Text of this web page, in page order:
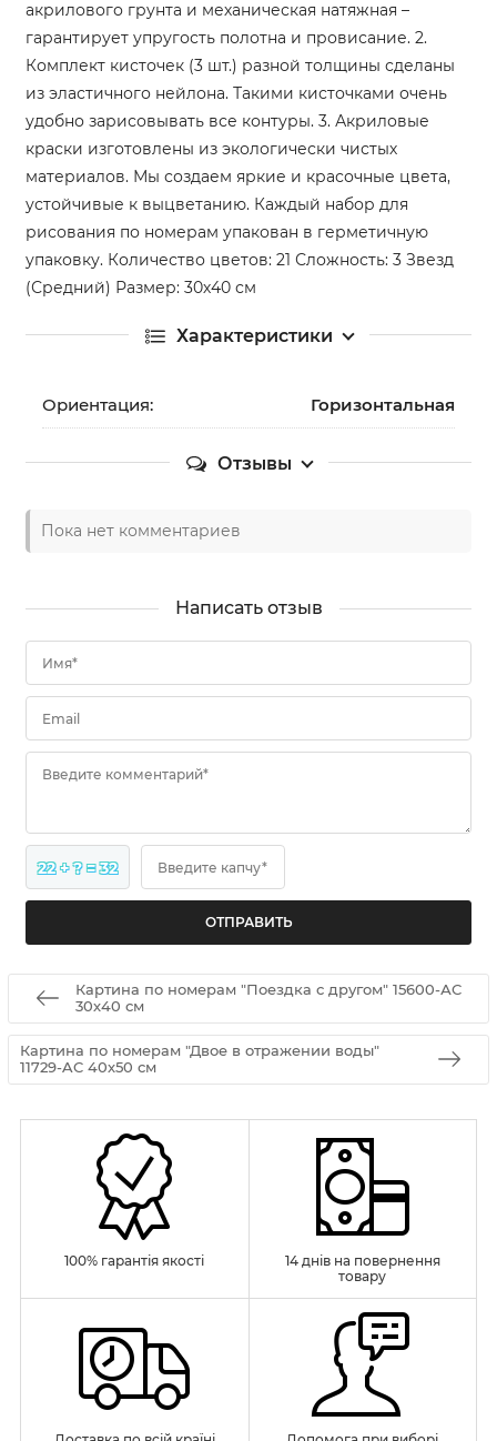
акрилового грунта и механическая натяжная –
гарантирует упругость полотна и провисание. 2.
Комплект кисточек (3 шт.) разной толщины сделаны
из эластичного нейлона. Такими кисточками очень
удобно зарисовывать все контуры. 3. Акриловые
краски изготовлены из экологически чистых
материалов. Мы создаем яркие и красочные цвета,
устойчивые к выцветанию. Каждый набор для
рисования по номерам упакован в герметичную
упаковку. Количество цветов: 21 Сложность: 3 Звезд
(Средний) Размер: 30х40 см
Характеристики
Ориентация: Горизонтальная
Отзывы
Пока нет комментариев
Написать отзыв
Имя*
Email
Введите комментарий*
22 + ? = 32 Введите капчу*
Картина по номерам "Поездка с другом" 15600-АС
30х40 см
Картина по номерам "Двое в отражении воды"
11729-AC 40х50 см
100% гарантія якості
14 днів на повернення
товару